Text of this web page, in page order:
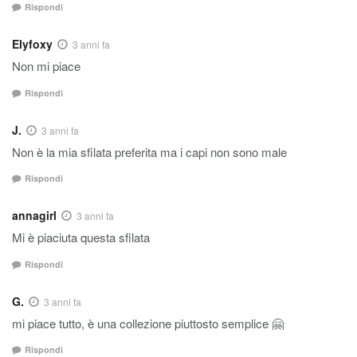
Rispondi
Elyfoxy 3 anni fa
Non mi piace
Rispondi
J. 3 anni fa
Non è la mia sfilata preferita ma i capi non sono male
Rispondi
annagirl 3 anni fa
Mi è piaciuta questa sfilata
Rispondi
G. 3 anni fa
mi piace tutto, è una collezione piuttosto semplice 🤗
Rispondi